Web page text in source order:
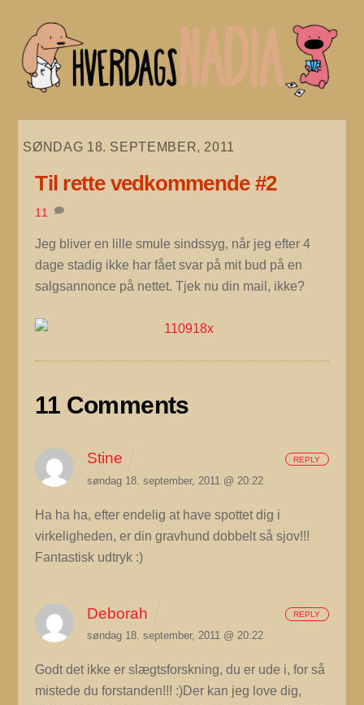
content
SØNDAG 18. SEPTEMBER, 2011
Til rette vedkommende #2
11
Jeg bliver en lille smule sindssyg, når jeg efter 4
dage stadig ikke har fået svar på mit bud på en
salgsannonce på nettet. Tjek nu din mail, ikke?
11 Comments
Stine
søndag 18. september, 2011 @ 20:22
Ha ha ha, efter endelig at have spottet dig i
virkeligheden, er din gravhund dobbelt så sjov!!!
Fantastisk udtryk :)
REPLY
Deborah
søndag 18. september, 2011 @ 20:22
Godt det ikke er slægtsforskning, du er ude i, for så
mistede du forstanden!!! :)Der kan jeg love dig,
REPLY